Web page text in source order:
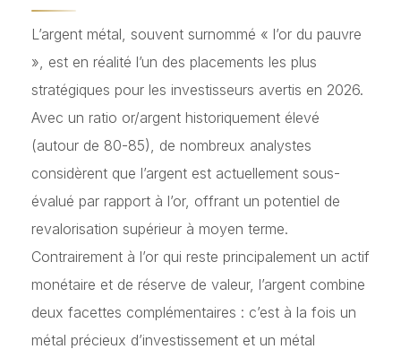
L’argent métal, souvent surnommé « l’or du pauvre
», est en réalité l’un des placements les plus
stratégiques pour les investisseurs avertis en 2026.
Avec un ratio or/argent historiquement élevé
(autour de 80-85), de nombreux analystes
considèrent que l’argent est actuellement sous-
évalué par rapport à l’or, offrant un potentiel de
revalorisation supérieur à moyen terme.
Contrairement à l’or qui reste principalement un actif
monétaire et de réserve de valeur, l’argent combine
deux facettes complémentaires : c’est à la fois un
métal précieux d’investissement et un métal